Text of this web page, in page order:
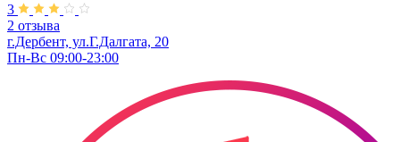
3
2 отзыва
г.Дербент, ул.Г.Далгата, 20
Пн-Вс 09:00-23:00